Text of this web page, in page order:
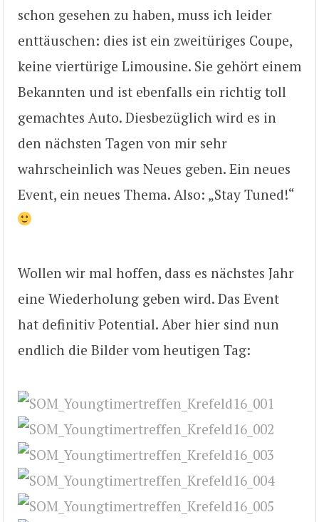
schon gesehen zu haben, muss ich leider
enttäuschen: dies ist ein zweitüriges Coupe,
keine viertürige Limousine. Sie gehört einem
Bekannten und ist ebenfalls ein richtig toll
gemachtes Auto. Diesbezüglich wird es in
den nächsten Tagen von mir sehr
wahrscheinlich was Neues geben. Ein neues
Event, ein neues Thema. Also: „Stay Tuned!“
Wollen wir mal hoffen, dass es nächstes Jahr
eine Wiederholung geben wird. Das Event
hat definitiv Potential. Aber hier sind nun
endlich die Bilder vom heutigen Tag: